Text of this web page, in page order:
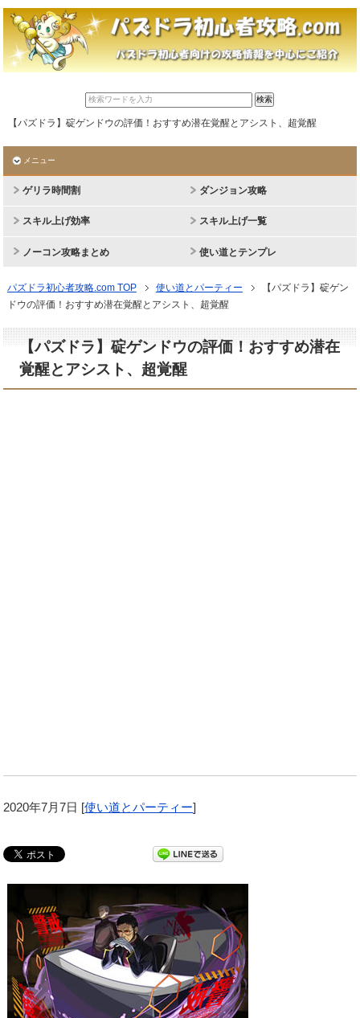
【パズドラ】碇ゲンドウの評価！おすすめ潜在覚醒とアシスト、超覚醒
メニュー
ゲリラ時間割 ダンジョン攻略
スキル上げ効率 スキル上げ一覧
ノーコン攻略まとめ 使い道とテンプレ
パズドラ初心者攻略.com TOP 使い道とパーティー
【パズドラ】碇ゲン
ドウの評価！おすすめ潜在覚醒とアシスト、超覚醒
【パズドラ】碇ゲンドウの評価！おすすめ潜在
覚醒とアシスト、超覚醒
2020年7月7日 [使い道とパーティー]